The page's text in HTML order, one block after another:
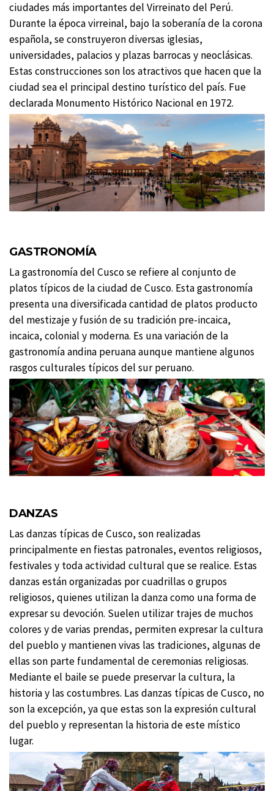
ciudades más importantes del Virreinato del Perú.
Durante la época virreinal, bajo la soberanía de la corona
española, se construyeron diversas iglesias,
universidades, palacios y plazas barrocas y neoclásicas.
Estas construcciones son los atractivos que hacen que la
ciudad sea el principal destino turístico del país. Fue
declarada Monumento Histórico Nacional en 1972.
GASTRONOMÍA
La gastronomía del Cusco se refiere al conjunto de
platos típicos de la ciudad de Cusco. Esta gastronomía
presenta una diversificada cantidad de platos producto
del mestizaje y fusión de su tradición pre-incaica,
incaica, colonial y moderna. Es una variación de la
gastronomía andina peruana aunque mantiene algunos
rasgos culturales típicos del sur peruano.
DANZAS
Las danzas típicas de Cusco, son realizadas
principalmente en fiestas patronales, eventos religiosos,
festivales y toda actividad cultural que se realice. Estas
danzas están organizadas por cuadrillas o grupos
religiosos, quienes utilizan la danza como una forma de
expresar su devoción. Suelen utilizar trajes de muchos
colores y de varias prendas, permiten expresar la cultura
del pueblo y mantienen vivas las tradiciones, algunas de
ellas son parte fundamental de ceremonias religiosas.
Mediante el baile se puede preservar la cultura, la
historia y las costumbres. Las danzas típicas de Cusco, no
son la excepción, ya que estas son la expresión cultural
del pueblo y representan la historia de este místico
lugar.